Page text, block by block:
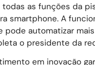
as funções da
smartphone. A
pode automatizar
o presidente da
em inovação